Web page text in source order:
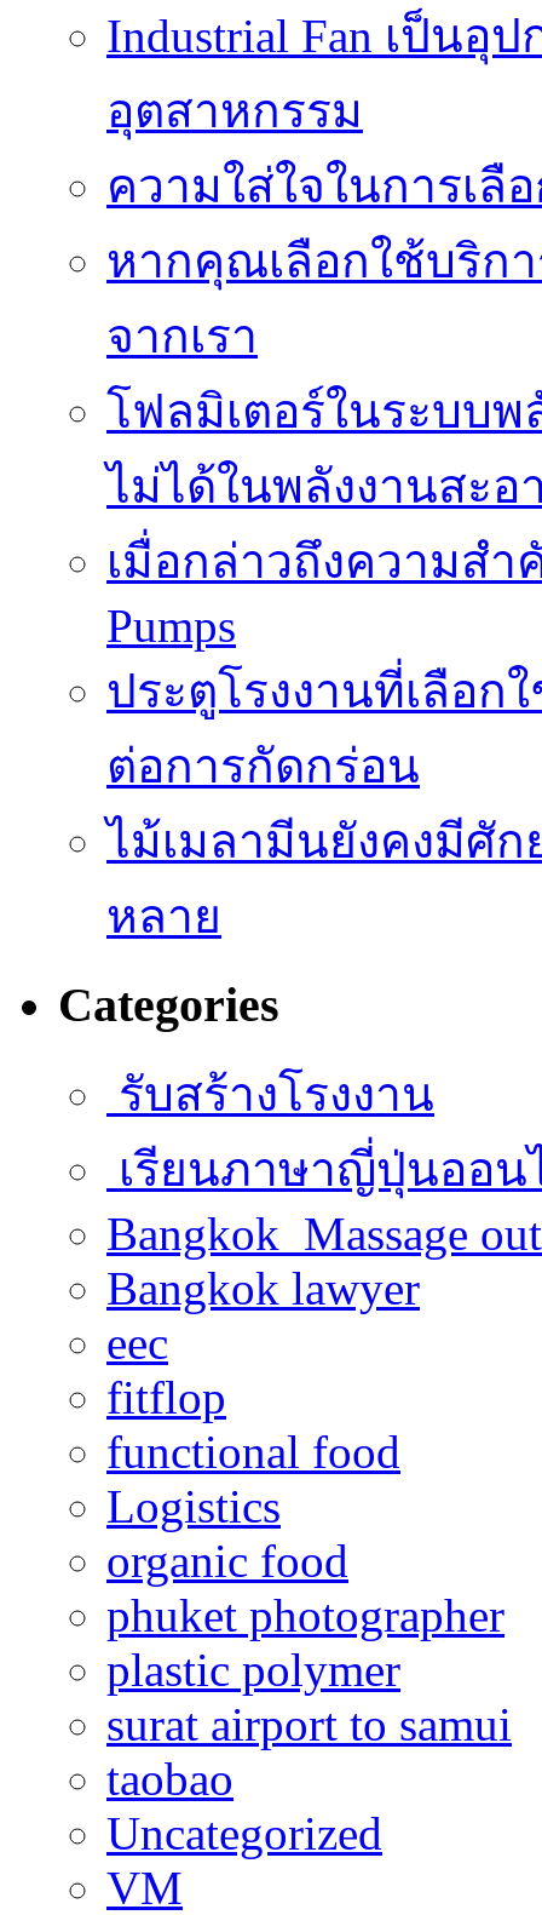
Industrial Fan เป็น
อุตสาหกรรม
ความใส่ใจในการเ
หากคุณเลือกใช้บริก
จากเรา
โฟลมิเตอร์ในระบบ
ไม่ได้ในพลังงานสะอ
เมื่อกล่าวถึงความสำ
Pumps
ประตูโรงงานที่เลือ
ต่อการกัดกร่อน
ไม้เมลามีนยังคงมีศั
หลาย
Categories
รับสร้างโรงงาน
เรียนภาษาญี่ปุ่นออน
Bangkok Massage
Bangkok lawyer
eec
fitflop
functional food
Logistics
organic food
phuket photographer
plastic polymer
surat airport to samui
taobao
Uncategorized
VM